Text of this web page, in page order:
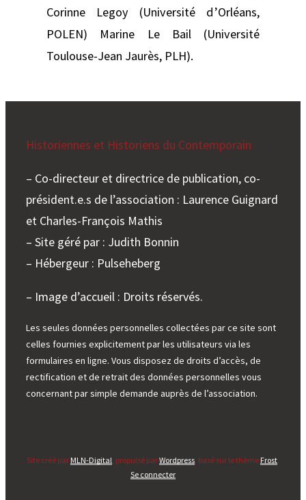
Corinne Legoy (Université d’Orléans,
POLEN) Marine Le Bail (Université
Toulouse-Jean Jaurès, PLH).
Historiennes et Historiens du Contemporain
– Co-directeur et directrice de publication, co-
président.e.s de l’association : Laurence Guignard
et Charles-François Mathis
– Site géré par : Judith Bonnin
– Hébergeur : Pulseheberg
– Image d’accueil : Droits réservés.
Les seules données personnelles collectées par ce site sont
celles fournies explicitement par les utilisateurs via les
formulaires en ligne. Vous disposez de droits d’accès, de
rectification et de retrait des données personnelles vous
concernant par simple demande auprès de l’association.
Site créé par MLN-Digital , propulsé parWordpress , basé sur le thème Frost.
Se connecter